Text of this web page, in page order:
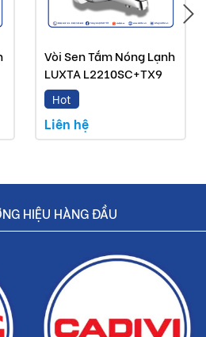
Buildshop bán là sản phẩm
hàng giả, hàng nhái
tiết kiệm thời gian và tiền bạc
Vòi Sen Tắm Nóng Lạnh
LUXTA L2210SC+TX9
Hot
Liên hệ
HIỆU HÀNG ĐẦU